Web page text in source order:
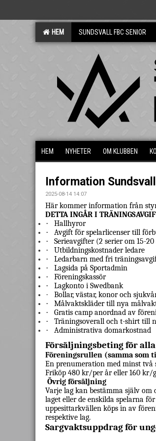
HEM SUNDSVALL FBC SENIOR
HEM NYHETER OM KLUBBEN
Information
2025-08-14 14:07
Här kommer information från
DETTA INGÅR I
· Hallhyror
· Avgift för spelarlicenser till
· Serieavgifter (2 serier om 15-
· Utbildningskostnader ledare
· Ledarbarn med fri
· Lagsida på Sportadmin
· Föreningskassör
· Lagkonto i Swedbank
· Bollar, västar, konor och
· Målvaktskläder till nya
· Gratis camp anordnad av
· Träningsoverall och t-shirt till
· Administrativa domarkostnad
Försäljningsbeting för
Föreningsrullen (samma som
En prenumeration med minst två
Friköp 480 kr/per år eller 160 kr/
Övrig försäljning
Varje lag kan bestämma själv
laget eller de enskilda spelarna
uppesittarkvällen köps in av
respektive lag.
Sargvaktsuppdrag för